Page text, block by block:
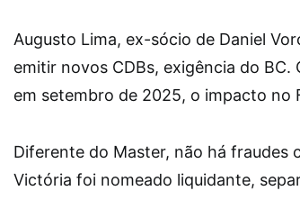
Augusto Lima, ex-sócio de Daniel
emitir novos CDBs, exigência do
em setembro de 2025, o impacto no
Diferente do Master, não há fraudes
Victória foi nomeado liquidante,